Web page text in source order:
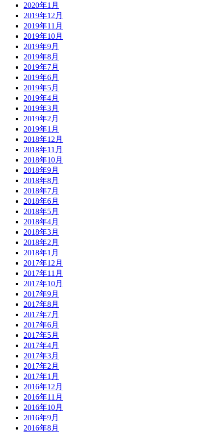
2020年1月
2019年12月
2019年11月
2019年10月
2019年9月
2019年8月
2019年7月
2019年6月
2019年5月
2019年4月
2019年3月
2019年2月
2019年1月
2018年12月
2018年11月
2018年10月
2018年9月
2018年8月
2018年7月
2018年6月
2018年5月
2018年4月
2018年3月
2018年2月
2018年1月
2017年12月
2017年11月
2017年10月
2017年9月
2017年8月
2017年7月
2017年6月
2017年5月
2017年4月
2017年3月
2017年2月
2017年1月
2016年12月
2016年11月
2016年10月
2016年9月
2016年8月